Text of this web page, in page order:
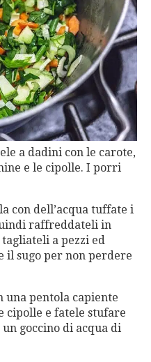
a dadini con le carote,
e le cipolle. I porri
con dell’acqua tuffate i
raffreddateli in
a pezzi ed
il sugo per non perdere
una pentola capiente
cipolle e fatele stufare
goccino di acqua di